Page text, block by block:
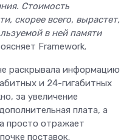
Стоимость
скорее всего, вырастет,
в ней памяти
Framework.
раскрывала информацию
и 24-гигабитных
за увеличение
плата, а
просто отражает
поставок.